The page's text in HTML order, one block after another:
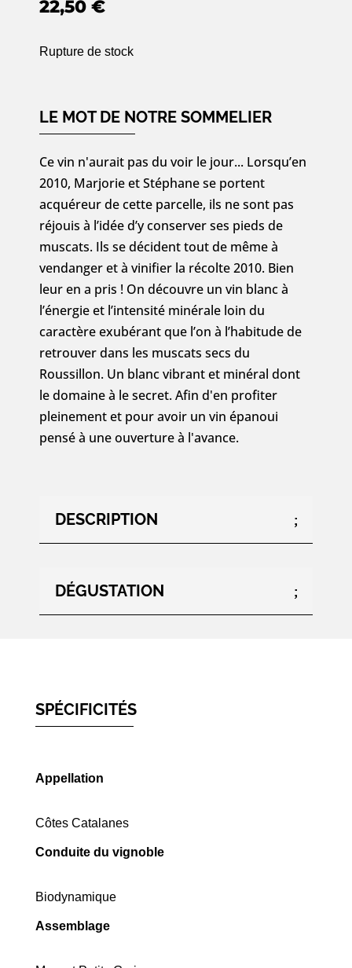
22,50 €
Rupture de stock
LE MOT DE NOTRE SOMMELIER
Ce vin n'aurait pas du voir le jour... Lorsqu’en
2010, Marjorie et Stéphane se portent
acquéreur de cette parcelle, ils ne sont pas
réjouis à l’idée d’y conserver ses pieds de
muscats. Ils se décident tout de même à
vendanger et à vinifier la récolte 2010. Bien
leur en a pris ! On découvre un vin blanc à
l’énergie et l’intensité minérale loin du
caractère exubérant que l’on à l’habitude de
retrouver dans les muscats secs du
Roussillon. Un blanc vibrant et minéral dont
le domaine à le secret. Afin d'en profiter
pleinement et pour avoir un vin épanoui
pensé à une ouverture à l'avance.
DESCRIPTION
DÉGUSTATION
SPÉCIFICITÉS
Appellation
Côtes Catalanes
Conduite du vignoble
Biodynamique
Assemblage